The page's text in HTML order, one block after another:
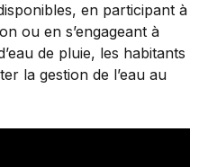
en participant à
ou en s’engageant à
de pluie, les habitants
la gestion de l’eau au